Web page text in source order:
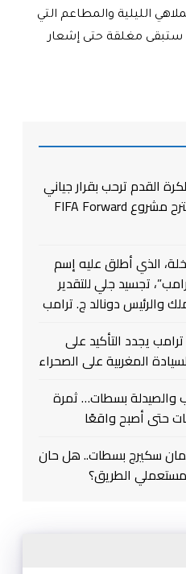
الليلية والمطاعم التي
ستبقى مغلقة حتى إشعار
القدم ترحب بقرار جياني
إنفانتينو القاضي بسحب مقترح مشروع FIFA Forward
الذي أطلق عليه إسم
تجسيد جلي للتقدير
والرئيس دونالد ج. ترامب
يجدد التأكيد على
المغربية على الصحراء
والصيدلة بسطات… ثمرة
حتى أصبح واقعًا
سكيرج بسطات.. هل حان
الطريق؟